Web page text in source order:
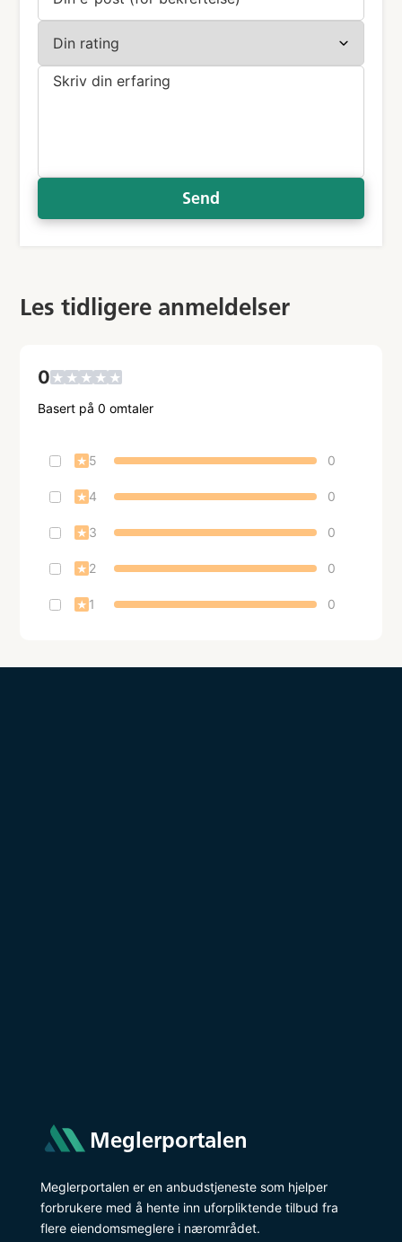
Send
Les tidligere anmeldelser
0★ ★ ★ ★ ★
Basert på0 omtaler
★ 5 0
★ 4 0
★ 3 0
★ 2 0
★ 1 0
Meglerportalen
Meglerportalen er en anbudstjeneste som hjelper
forbrukere med å hente inn uforpliktende tilbud fra
flere eiendomsmeglere i nærområdet.